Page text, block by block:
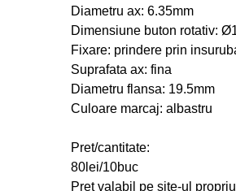
Diametru ax: 6.35mm
Dimensiune buton rotativ: Ø
Fixare: prindere prin
Suprafata ax: fina
Diametru flansa: 19.5mm
Culoare marcaj: albastru
Pret/cantitate:
80lei/10buc
Pret valabil pe site-ul propriu